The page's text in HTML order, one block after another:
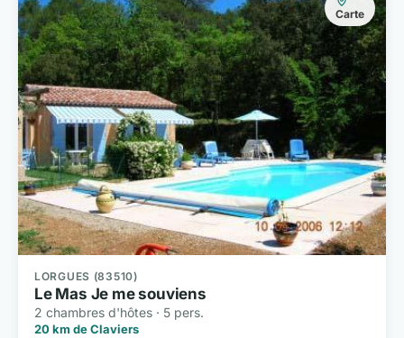
Carte
LORGUES (83510)
Le Mas Je me souviens
2 chambres d'hôtes · 5 pers.
20 km de Claviers